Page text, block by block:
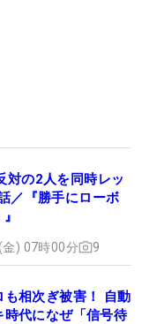
対の2人を同時レッ
／『勝手にローボ
) 07時00分 9
も相次ぎ被害！ 自動
時代になぜ「信号待